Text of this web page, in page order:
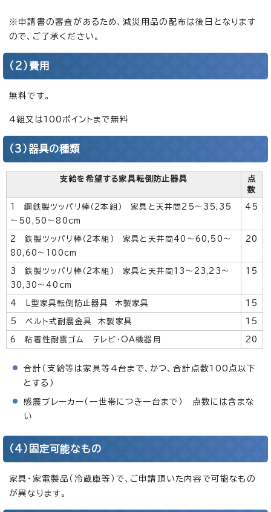
※申請書の審査があるため、減災用品の配布は後日となります
ので、ご了承ください。
（2）費用
無料です。
4組又は100ポイントまで無料
（3）器具の種類
支給を希望する家具転倒防止器具
点
数
1 鋼鉄製ツッパリ棒（2本組） 家具と天井間25～35,35
～50,50～80cm
45
2 鉄製ツッパリ棒（2本組） 家具と天井間40～60,50～
80,60～100cm
20
3 鉄製ツッパリ棒（2本組） 家具と天井間13～23,23～
30,30～40cm
15
4 L型家具転倒防止器具 木製家具 15
5 ベルト式耐震金具 木製家具 15
6 粘着性耐震ゴム テレビ・OA機器用 20
合計（支給等は家具等4台まで、かつ、合計点数100点以下
とする）
感震ブレーカー（一世帯につき一台まで） 点数には含まな
い
（4）固定可能なもの
家具・家電製品（冷蔵庫等）で、ご申請頂いた内容で可能なもの
が異なります。